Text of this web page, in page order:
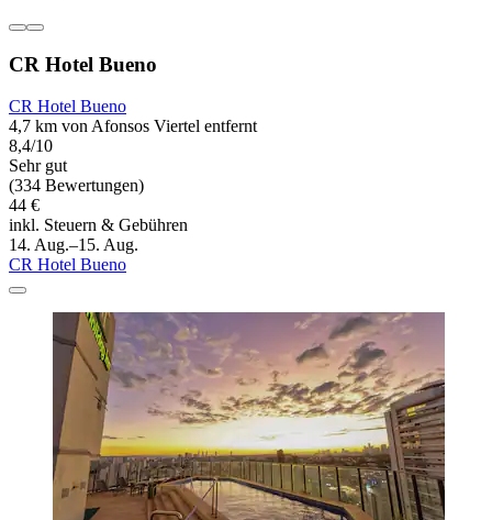
CR Hotel Bueno
CR Hotel Bueno
4,7 km von Afonsos Viertel entfernt
8,4/10
Sehr gut
(334 Bewertungen)
44 €
inkl. Steuern & Gebühren
14. Aug.–15. Aug.
CR Hotel Bueno